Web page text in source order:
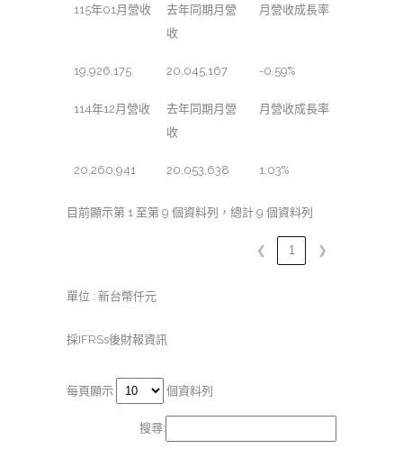
115年01月營收
去年同期月營
收
月營收成長率
19,926,175 20,045,167 -0.59%
114年12月營收
去年同期月營
收
月營收成長率
20,260,941 20,053,638 1.03%
目前顯示第 1 至第 9 個資料列，總計 9 個資料列
❮ 1 ❯
單位 : 新台幣仟元
採IFRSs後財報資訊
每頁顯示 個資料列
搜尋: